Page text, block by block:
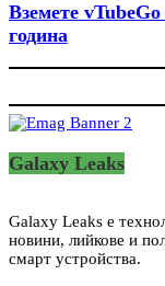
Вземете
година
Galaxy Leaks
Galaxy Leaks е
новини, лийкове и
смарт устройства.